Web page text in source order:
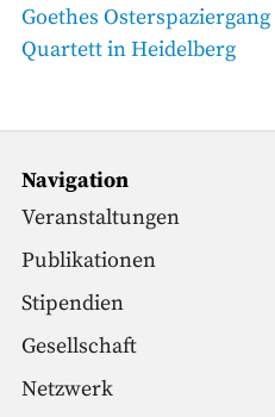
Nächster
Beitrag
Goethes
Quartett in Heidelberg
Navigation
Veranstaltungen
Publikationen
Stipendien
Gesellschaft
Netzwerk